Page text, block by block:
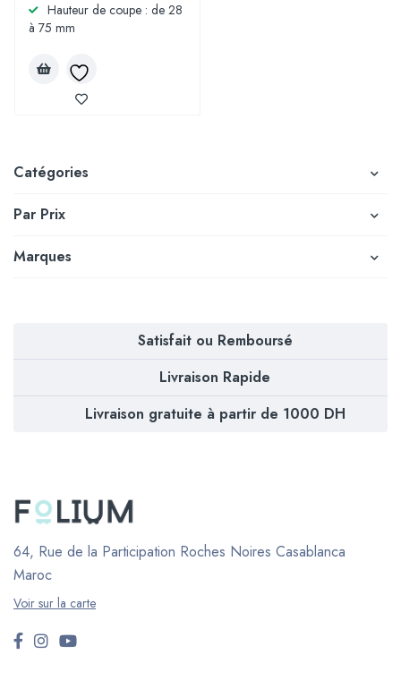
Catégories
Par Prix
Marques
Hauteur de coupe : de 28
à 75 mm
Satisfait ou Remboursé
Livraison Rapide
Livraison gratuite à partir de 1000 DH
64, Rue de la Participation Roches Noires Casablanca
Maroc
Voir sur la carte